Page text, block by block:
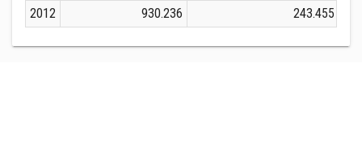
2012
930.236 243.455